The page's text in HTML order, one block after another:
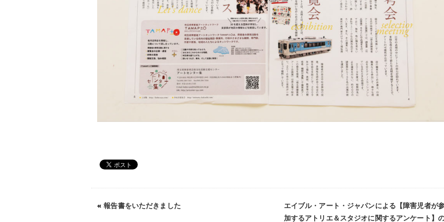
«報告書をいただきました
エイブル・アート・ジャパンによる【障害児者が
加するアトリエ＆スタジオに関するアンケート】